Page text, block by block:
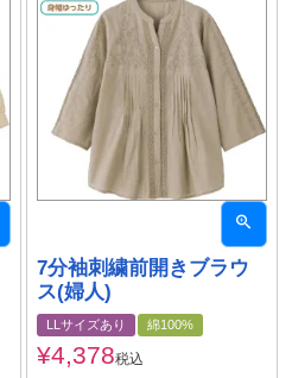
7分袖刺繍前開きブラウ
ス(婦人)
LLサイズあり 綿100%
¥4,378税込